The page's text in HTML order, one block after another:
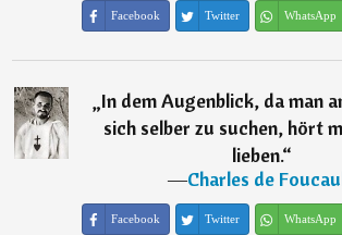
Facebook Twitter WhatsApp
„In dem Augenblick, da man
sich selber zu suchen, hört
lieben.“
―Charles de
Facebook Twitter WhatsApp